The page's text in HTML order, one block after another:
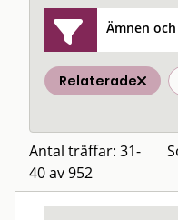
Ämnen
Relaterade
Antal träffar: 31-
40 av 952